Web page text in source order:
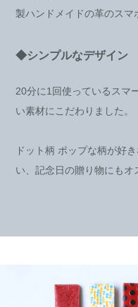
製ハンドメイドの革のスマ
◆シンプルなデザイン
20分に1回使っているスマ
い素材にこだわりました。
ドット柄 ポップな柄が好
い、記念日の贈り物にもオ